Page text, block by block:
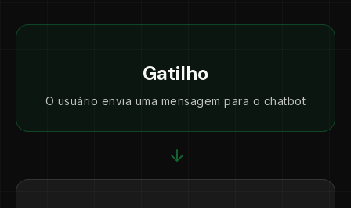
Gatilho
O usuário envia uma mensagem para o chatbot